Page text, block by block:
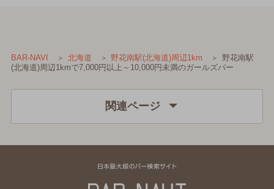
BAR-NAVI 北海道 野花南駅(北海道)周辺1km
野花南駅
(北海道)周辺1kmで7,000円以上～10,000円未満のガールズバー
関連ページ